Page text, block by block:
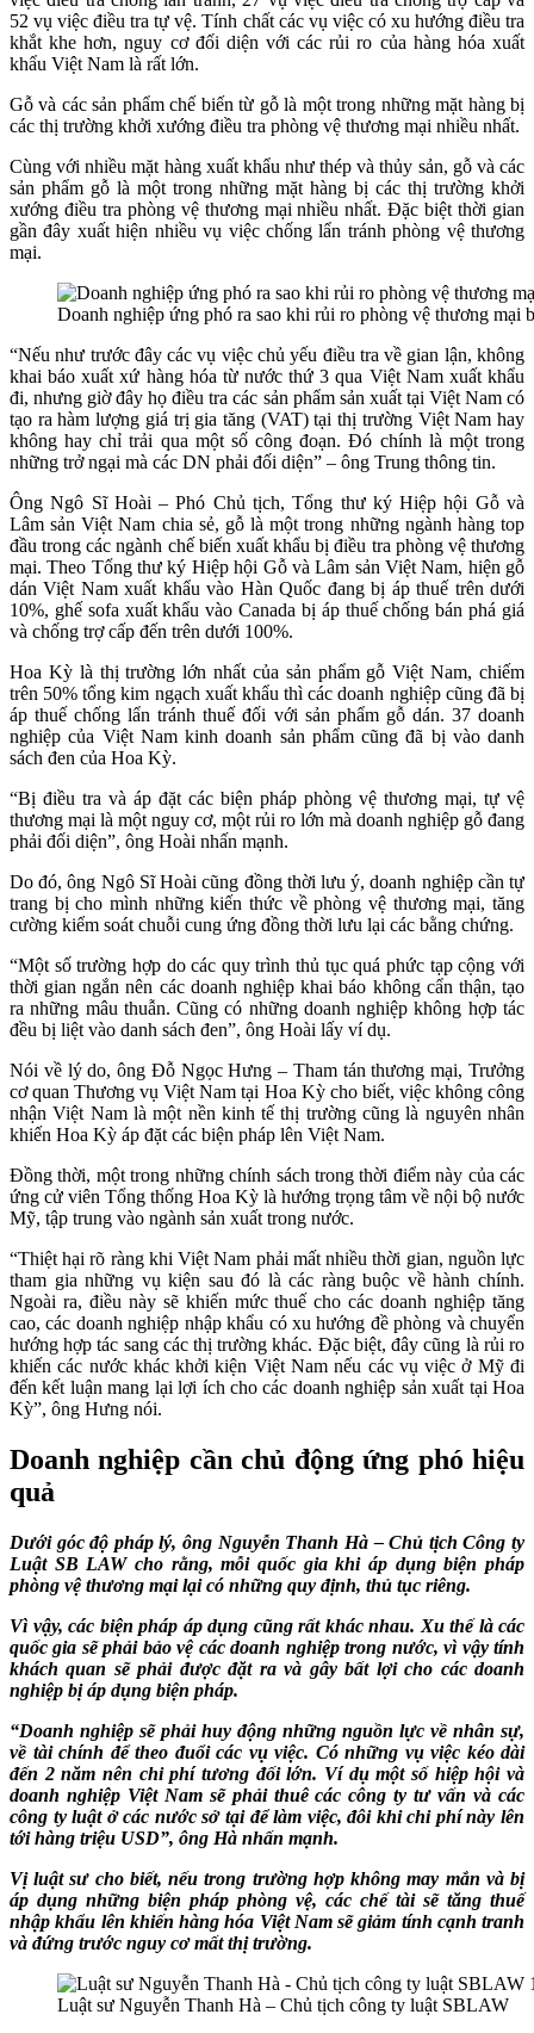
52 vụ việc điều tra tự vệ. Tính chất các vụ việc có xu hướng điều tra
khắt khe hơn, nguy cơ đối diện với các rủi ro của hàng hóa xuất
khẩu Việt Nam là rất lớn.
Gỗ và các sản phẩm chế biến từ gỗ là một trong những mặt hàng bị
các thị trường khởi xướng điều tra phòng vệ thương mại nhiều nhất.
Cùng với nhiều mặt hàng xuất khẩu như thép và thủy sản, gỗ và các
sản phẩm gỗ là một trong những mặt hàng bị các thị trường khởi
xướng điều tra phòng vệ thương mại nhiều nhất. Đặc biệt thời gian
gần đây xuất hiện nhiều vụ việc chống lẩn tránh phòng vệ thương
mại.
Doanh nghiệp ứng phó ra sao khi rủi ro phòng vệ thương mại
“Nếu như trước đây các vụ việc chủ yếu điều tra về gian lận, không
khai báo xuất xứ hàng hóa từ nước thứ 3 qua Việt Nam xuất khẩu
đi, nhưng giờ đây họ điều tra các sản phẩm sản xuất tại Việt Nam có
tạo ra hàm lượng giá trị gia tăng (VAT) tại thị trường Việt Nam hay
không hay chỉ trải qua một số công đoạn. Đó chính là một trong
những trở ngại mà các DN phải đối diện” – ông Trung thông tin.
Ông Ngô Sĩ Hoài – Phó Chủ tịch, Tổng thư ký Hiệp hội Gỗ và
Lâm sản Việt Nam chia sẻ, gỗ là một trong những ngành hàng top
đầu trong các ngành chế biến xuất khẩu bị điều tra phòng vệ thương
mại. Theo Tổng thư ký Hiệp hội Gỗ và Lâm sản Việt Nam, hiện gỗ
dán Việt Nam xuất khẩu vào Hàn Quốc đang bị áp thuế trên dưới
10%, ghế sofa xuất khẩu vào Canada bị áp thuế chống bán phá giá
và chống trợ cấp đến trên dưới 100%.
Hoa Kỳ là thị trường lớn nhất của sản phẩm gỗ Việt Nam, chiếm
trên 50% tổng kim ngạch xuất khẩu thì các doanh nghiệp cũng đã bị
áp thuế chống lẩn tránh thuế đối với sản phẩm gỗ dán. 37 doanh
nghiệp của Việt Nam kinh doanh sản phẩm cũng đã bị vào danh
sách đen của Hoa Kỳ.
“Bị điều tra và áp đặt các biện pháp phòng vệ thương mại, tự vệ
thương mại là một nguy cơ, một rủi ro lớn mà doanh nghiệp gỗ đang
phải đối diện”, ông Hoài nhấn mạnh.
Do đó, ông Ngô Sĩ Hoài cũng đồng thời lưu ý, doanh nghiệp cần tự
trang bị cho mình những kiến thức về phòng vệ thương mại, tăng
cường kiểm soát chuỗi cung ứng đồng thời lưu lại các bằng chứng.
“Một số trường hợp do các quy trình thủ tục quá phức tạp cộng với
thời gian ngắn nên các doanh nghiệp khai báo không cẩn thận, tạo
ra những mâu thuẫn. Cũng có những doanh nghiệp không hợp tác
đều bị liệt vào danh sách đen”, ông Hoài lấy ví dụ.
Nói về lý do, ông Đỗ Ngọc Hưng – Tham tán thương mại, Trưởng
cơ quan Thương vụ Việt Nam tại Hoa Kỳ cho biết, việc không công
nhận Việt Nam là một nền kinh tế thị trường cũng là nguyên nhân
khiến Hoa Kỳ áp đặt các biện pháp lên Việt Nam.
Đồng thời, một trong những chính sách trong thời điểm này của các
ứng cử viên Tổng thống Hoa Kỳ là hướng trọng tâm về nội bộ nước
Mỹ, tập trung vào ngành sản xuất trong nước.
“Thiệt hại rõ ràng khi Việt Nam phải mất nhiều thời gian, nguồn lực
tham gia những vụ kiện sau đó là các ràng buộc về hành chính.
Ngoài ra, điều này sẽ khiến mức thuế cho các doanh nghiệp tăng
cao, các doanh nghiệp nhập khẩu có xu hướng đề phòng và chuyển
hướng hợp tác sang các thị trường khác. Đặc biệt, đây cũng là rủi ro
khiến các nước khác khởi kiện Việt Nam nếu các vụ việc ở Mỹ đi
đến kết luận mang lại lợi ích cho các doanh nghiệp sản xuất tại Hoa
Kỳ”, ông Hưng nói.
Doanh nghiệp cần chủ động ứng phó hiệu
quả
Dưới góc độ pháp lý, ông Nguyễn Thanh Hà – Chủ tịch Công ty
Luật SB LAW cho rằng, mỗi quốc gia khi áp dụng biện pháp
phòng vệ thương mại lại có những quy định, thủ tục riêng.
Vì vậy, các biện pháp áp dụng cũng rất khác nhau. Xu thế là các
quốc gia sẽ phải bảo vệ các doanh nghiệp trong nước, vì vậy tính
khách quan sẽ phải được đặt ra và gây bất lợi cho các doanh
nghiệp bị áp dụng biện pháp.
“Doanh nghiệp sẽ phải huy động những nguồn lực về nhân sự,
về tài chính để theo đuổi các vụ việc. Có những vụ việc kéo dài
đến 2 năm nên chi phí tương đối lớn. Ví dụ một số hiệp hội và
doanh nghiệp Việt Nam sẽ phải thuê các công ty tư vấn và các
công ty luật ở các nước sở tại để làm việc, đôi khi chi phí này lên
tới hàng triệu USD”, ông Hà nhấn mạnh.
Vị luật sư cho biết, nếu trong trường hợp không may mắn và bị
áp dụng những biện pháp phòng vệ, các chế tài sẽ tăng thuế
nhập khẩu lên khiến hàng hóa Việt Nam sẽ giảm tính cạnh tranh
và đứng trước nguy cơ mất thị trường.
Luật sư Nguyễn Thanh Hà – Chủ tịch công ty luật SBLAW